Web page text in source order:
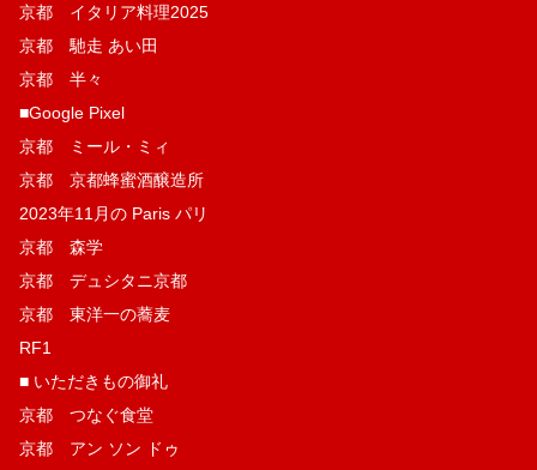
京都 イタリア料理2025
京都 馳走 あい田
京都 半々
■Google Pixel
京都 ミール・ミィ
京都 京都蜂蜜酒醸造所
2023年11月の Paris パリ
京都 森学
京都 デュシタニ京都
京都 東洋一の蕎麦
RF1
■ いただきもの御礼
京都 つなぐ食堂
京都 アン ソン ドゥ